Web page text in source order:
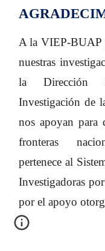
A la VIEP-BUAP
nuestras
la Dirección
Investigación de
nos apoyan para
fronteras
pertenece al
Investigadoras
por el apoyo